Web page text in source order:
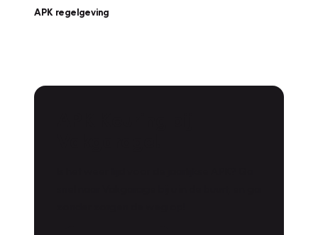
APK regelgeving